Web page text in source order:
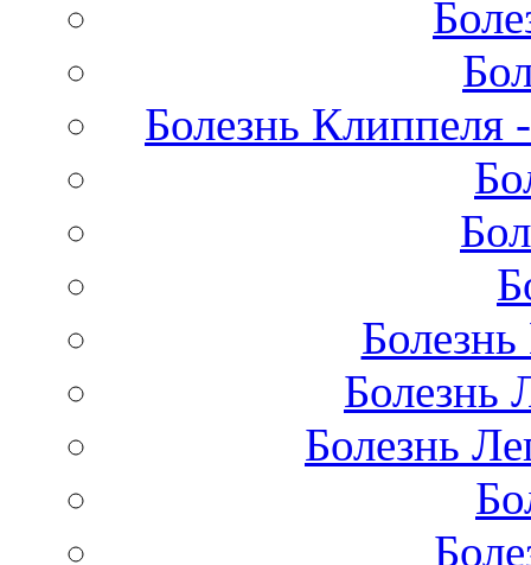
Болезнь Клиппеля
Болезнь
Болезнь